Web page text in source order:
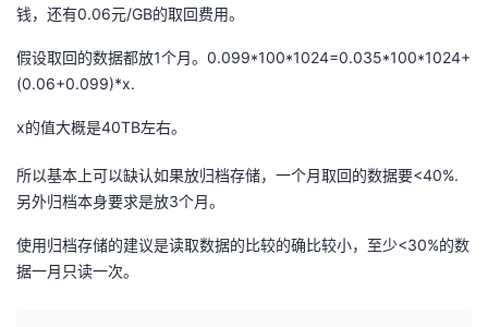
客
论
的
子
我
直
播
的
活
我
的
我
课
程
的
认
我
的
我
的
术
支
我
云
声
钱，还有0.06元/GB的取回费用。
假设取回的数据都放1个月。0.099*100*1024=0.035*100*1024+
(0.06+0.099)*x.
x的值大概是40TB左右。
所以基本上可以缺认如果放归档存储，一个月取回的数据要<40%.
另外归档本身要求是放3个月。
使用归档存储的建议是读取数据的比较的确比较小，至少<30%的数
据一月只读一次。